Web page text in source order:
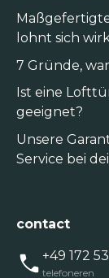
lohnt sich
7 Gründe,
Ist eine
geeignet?
Unsere
Service bei
contact
+49 172
telefoneren